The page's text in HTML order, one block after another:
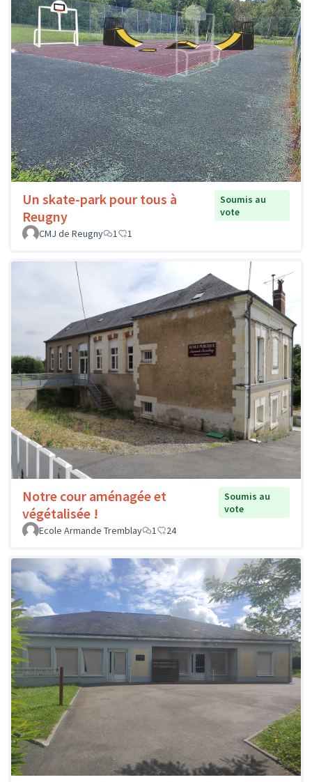
Un skate-park pour tous à
Reugny
Soumis au
vote
CMJ de Reugny
1 1
Notre cour aménagée et
végétalisée !
Soumis au
vote
Ecole Armande Tremblay
1 24